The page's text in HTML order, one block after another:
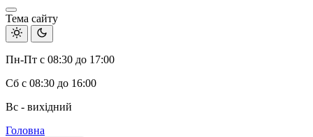
Тема сайту
Пн-Пт с 08:30 до 17:00
Сб с 08:30 до 16:00
Вс - вихідний
Головна